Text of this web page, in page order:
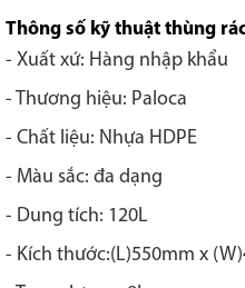
Thông số kỹ thuật thùng
- Xuất xứ: Hàng nhập khẩu
- Thương hiệu: Paloca
- Chất liệu: Nhựa HDPE
- Màu sắc: đa dạng
- Dung tích: 120L
- Kích thước:(L)550mm x